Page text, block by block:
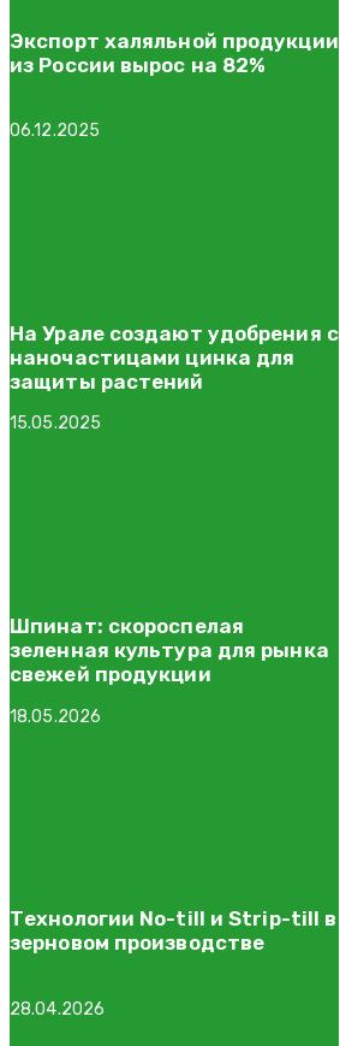
Экспорт халяльной продукции
из России вырос на 82%
06.12.2025
На Урале создают удобрения с
наночастицами цинка для
защиты растений
15.05.2025
Шпинат: скороспелая
зеленная культура для рынка
свежей продукции
18.05.2026
Технологии No-till и Strip-till в
зерновом производстве
28.04.2026